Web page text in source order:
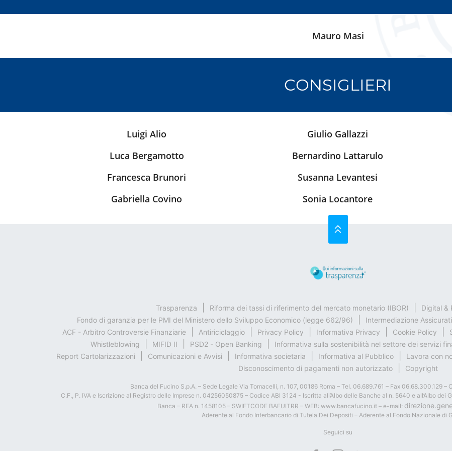
Mauro Masi
CONSIGLIERI
Luigi Alio Giulio Gallazzi
Luca Bergamotto
Bernardino Lattarulo
Francesca Brunori
Susanna Levantesi
Gabriella Covino
Sonia Locantore
SU
Trasparenza Riforma dei tassi di riferimento del mercato monetario (IBOR)
Digital &
Fondo di garanzia per le PMI del Ministero dello Sviluppo Economico (legge 662/96)
Intermediazione
ACF - Arbitro Controversie Finanziarie
Antiriciclaggio Privacy Policy Informativa Privacy Cookie Policy
Whistleblowing
MIFID II PSD2 - Open Banking Informativa sulla sostenibilità nel settore dei servizi
Report Cartolarizzazioni
Comunicazioni e Avvisi Informativa societaria Informativa al Pubblico Lavora con
Disconoscimento di pagamenti non autorizzato
Copyright
Banca del Fucino S.p.A. – Sede Legale Via Tomacelli, n. 107, 00186 Roma – Tel. 06.689.761 – Fax 06.68.300.129 –
C.F., P. IVA e Iscrizione al Registro delle Imprese n. 04256050875 – Codice ABI 3124 - Iscritta all’Albo delle Banche al n. 5640 e all’Albo
Banca – REA n. 1458105 – SWIFTCODE BAFUITRR – WEB: www.bancafucino.it – e-mail:
Aderente al Fondo Interbancario di Tutela Dei Depositi – Aderente al Fondo Nazionale di
Seguici su